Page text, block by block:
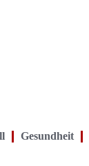
Gesundheit